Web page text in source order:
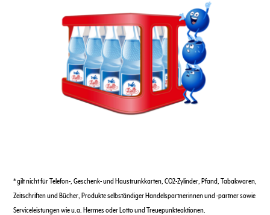
* gilt nicht für Telefon-, Geschenk- und Haustrunkkarten, CO2-Zylinder, Pfand, Tabakwaren,
Zeitschriften und Bücher, Produkte selbständiger Handelspartnerinnen und -partner sowie
Serviceleistungen wie u.a. Hermes oder Lotto und Treuepunkteaktionen.